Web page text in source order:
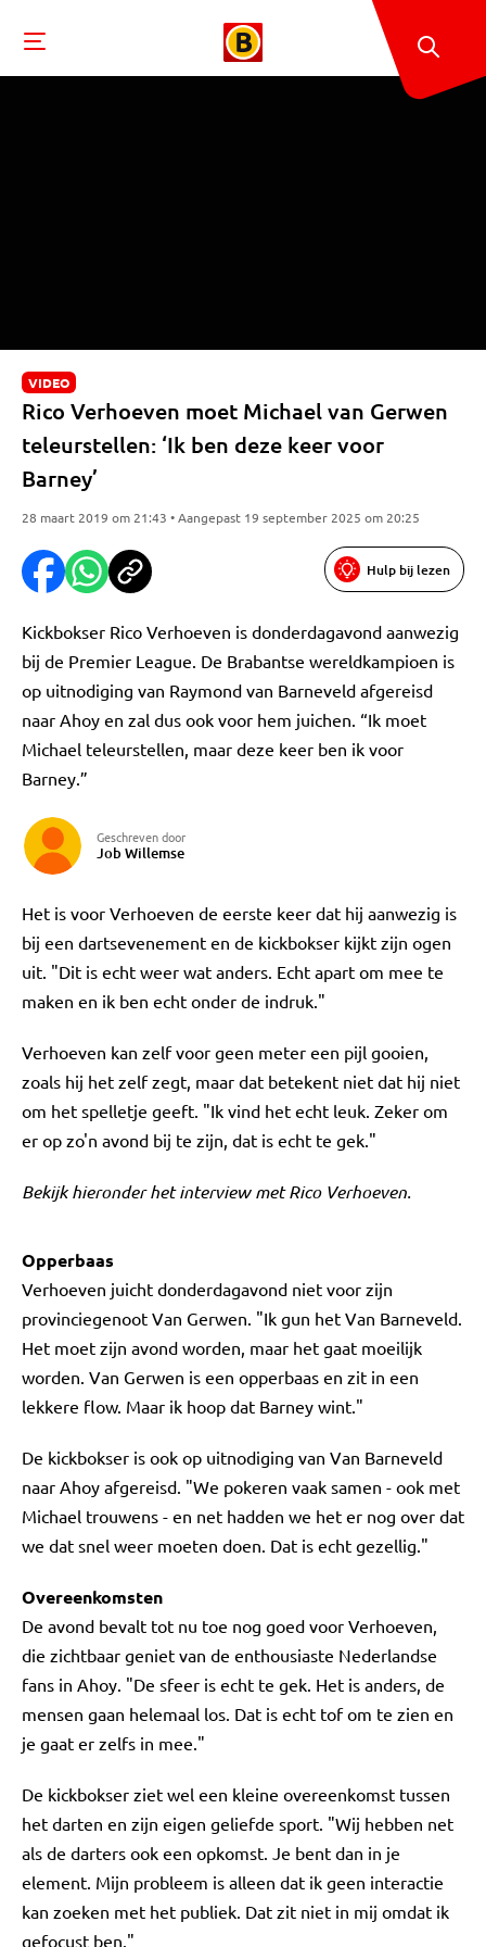
VIDEO
Rico Verhoeven moet Michael van Gerwen
teleurstellen: ‘Ik ben deze keer voor
Barney’
28 maart 2019 om 21:43 • Aangepast 19 september 2025 om 20:25
Hulp bij lezen
Kickbokser Rico Verhoeven is donderdagavond aanwezig
bij de Premier League. De Brabantse wereldkampioen is
op uitnodiging van Raymond van Barneveld afgereisd
naar Ahoy en zal dus ook voor hem juichen. “Ik moet
Michael teleurstellen, maar deze keer ben ik voor
Barney.”
Geschreven door
Job Willemse
Het is voor Verhoeven de eerste keer dat hij aanwezig is
bij een dartsevenement en de kickbokser kijkt zijn ogen
uit. "Dit is echt weer wat anders. Echt apart om mee te
maken en ik ben echt onder de indruk."
Verhoeven kan zelf voor geen meter een pijl gooien,
zoals hij het zelf zegt, maar dat betekent niet dat hij niet
om het spelletje geeft. "Ik vind het echt leuk. Zeker om
er op zo'n avond bij te zijn, dat is echt te gek."
Bekijk hieronder het interview met Rico Verhoeven.
Opperbaas
Verhoeven juicht donderdagavond niet voor zijn
provinciegenoot Van Gerwen. "Ik gun het Van Barneveld.
Het moet zijn avond worden, maar het gaat moeilijk
worden. Van Gerwen is een opperbaas en zit in een
lekkere flow. Maar ik hoop dat Barney wint."
De kickbokser is ook op uitnodiging van Van Barneveld
naar Ahoy afgereisd. "We pokeren vaak samen - ook met
Michael trouwens - en net hadden we het er nog over dat
we dat snel weer moeten doen. Dat is echt gezellig."
Overeenkomsten
De avond bevalt tot nu toe nog goed voor Verhoeven,
die zichtbaar geniet van de enthousiaste Nederlandse
fans in Ahoy. "De sfeer is echt te gek. Het is anders, de
mensen gaan helemaal los. Dat is echt tof om te zien en
je gaat er zelfs in mee."
De kickbokser ziet wel een kleine overeenkomst tussen
het darten en zijn eigen geliefde sport. "Wij hebben net
als de darters ook een opkomst. Je bent dan in je
element. Mijn probleem is alleen dat ik geen interactie
kan zoeken met het publiek. Dat zit niet in mij omdat ik
gefocust ben."